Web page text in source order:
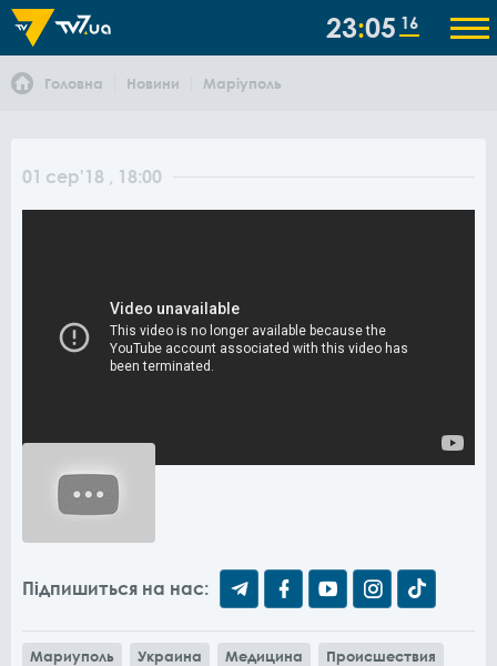
23 05 16
Головна Новини Маріуполь
01 сер'18 , 18:00
Підпишиться на нас:
Мариуполь Украина Медицина Происшествия